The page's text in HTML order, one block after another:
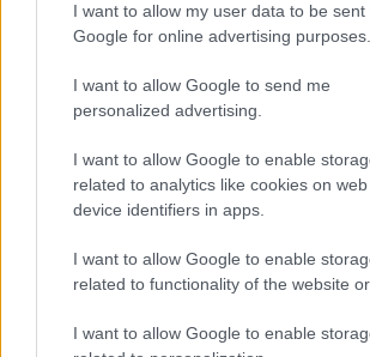
I want to allow my user data to be sent
Google for online advertising purposes.
I want to allow Google to send me
personalized advertising.
I want to allow Google to enable
related to analytics like cookies on
device identifiers in apps.
I want to allow Google to enable
related to functionality of the website or
I want to allow Google to enable
Quienes somos
Señala una noticia
Actualidad.es es la gran fuente de información